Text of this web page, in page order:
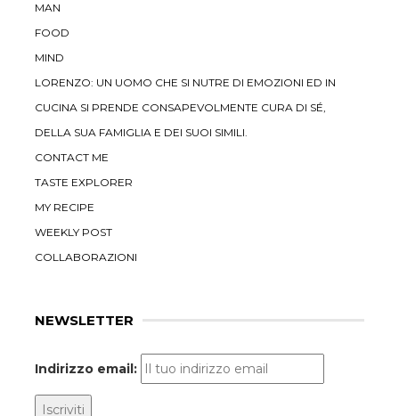
MAN
FOOD
MIND
LORENZO: UN UOMO CHE SI NUTRE DI EMOZIONI ED IN
CUCINA SI PRENDE CONSAPEVOLMENTE CURA DI SÉ,
DELLA SUA FAMIGLIA E DEI SUOI SIMILI.
CONTACT ME
TASTE EXPLORER
MY RECIPE
WEEKLY POST
COLLABORAZIONI
NEWSLETTER
Indirizzo email: